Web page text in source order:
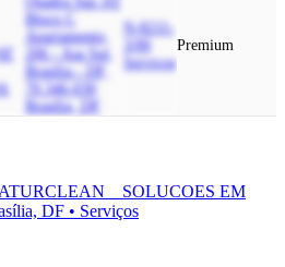
Bloco C
Apartamento,
206 - Asa Sul,
Brasilia - DF,
70.346-030
Brasília, DF
N-8211-
Serviços
Premium
_ SOLUCOES EM
DF • Serviços